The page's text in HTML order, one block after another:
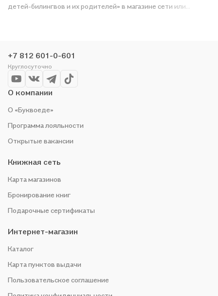
детей-билингвов и их родителей» в магазине сети или
выгоду!
+7 812 601-0-601
Круглосуточно
О компании
О «Буквоеде»
Программа лояльности
Открытые вакансии
Книжная сеть
Карта магазинов
Бронирование книг
Подарочные сертификаты
Интернет-магазин
Каталог
Карта пунктов выдачи
Пользовательское соглашение